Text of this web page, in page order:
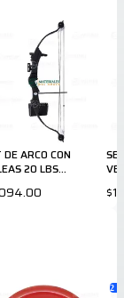
DE ARCO CON
20 LBS
2